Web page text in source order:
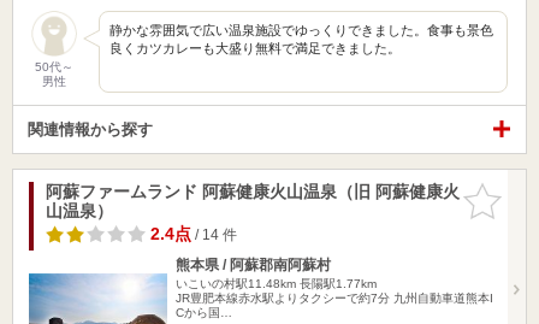
50代～
男性
静かな雰囲気で広い温泉施設でゆっくりできました。食事も景色
良くカツカレーも大盛り無料で満足できました。
関連情報から探す
お気に入
りに追加
阿蘇ファームランド 阿蘇健康火山温泉（旧 阿蘇健康火
山温泉）
2.4点/ 14 件
熊本県 / 阿蘇郡南阿蘇村
いこいの村駅11.48km 長陽駅1.77km
JR豊肥本線赤水駅よりタクシーで約7分 九州自動車道熊本I
Cから国…